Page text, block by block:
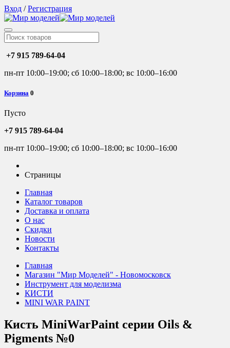
Вход /Регистрация
+7 915 789-64-04
пн-пт 10:00–19:00; сб 10:00–18:00; вс 10:00–16:00
Корзина 0
Пусто
+7 915 789-64-04
пн-пт 10:00–19:00; сб 10:00–18:00; вс 10:00–16:00
Страницы
Главная
Каталог товаров
Доставка и оплата
О нас
Скидки
Новости
Контакты
Главная
Магазин "Мир Моделей" - Новомосковск
Инструмент для моделизма
КИСТИ
MINI WAR PAINT
Кисть MiniWarPaint серии Oils &
Pigments №0